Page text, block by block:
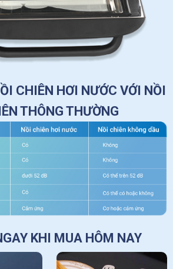
CHIÊN HƠI NƯỚC VỚI NỒI
THÔNG THƯỜNG
KHI MUA HÔM NAY